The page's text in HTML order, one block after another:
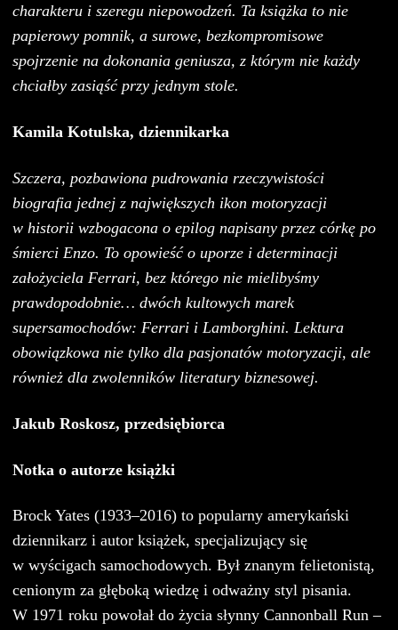
charakteru i szeregu niepowodzeń. Ta książka to nie
papierowy pomnik, a surowe, bezkompromisowe
spojrzenie na dokonania geniusza, z którym nie każdy
chciałby zasiąść przy jednym stole.
Kamila Kotulska, dziennikarka
Szczera, pozbawiona pudrowania rzeczywistości
biografia jednej z największych ikon motoryzacji
w historii wzbogacona o epilog napisany przez córkę po
śmierci Enzo. To opowieść o uporze i determinacji
założyciela Ferrari, bez którego nie mielibyśmy
prawdopodobnie… dwóch kultowych marek
supersamochodów: Ferrari i Lamborghini. Lektura
obowiązkowa nie tylko dla pasjonatów motoryzacji, ale
również dla zwolenników literatury biznesowej.
Jakub Roskosz, przedsiębiorca
Notka o autorze książki
Brock Yates (1933–2016) to popularny amerykański
dziennikarz i autor książek, specjalizujący się
w wyścigach samochodowych. Był znanym felietonistą,
cenionym za głęboką wiedzę i odważny styl pisania.
W 1971 roku powołał do życia słynny Cannonball Run –